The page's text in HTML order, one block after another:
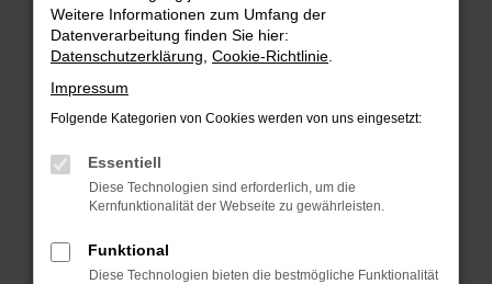
Fehler: Network Error
Beim Laden ist ein Fehler
aufgetreten.
helfen können:
deine Internetverbindung.
Weitere Informationen zum Umfang der
Datenverarbeitung finden Sie hier:
Datenschutzerklärung Cookie-Richtlinie
Impressum
Folgende Kategorien von Cookies werden von uns eingesetzt:
Essentiell
Diese Technologien sind erforderlich, um die
Kernfunktionalität der Webseite zu gewährleisten.
Funktional
Diese Technologien bieten die bestmögliche Funktionalität